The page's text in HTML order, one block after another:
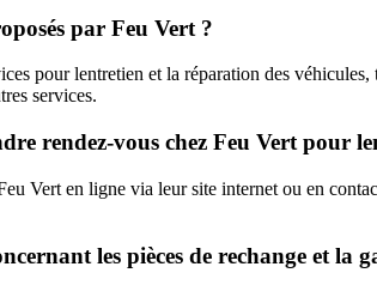
par Feu Vert ?
pour lentretien et la réparation des
services.
rendez-vous chez Feu Vert pour
Vert en ligne via leur site internet ou en
les pièces de rechange et la